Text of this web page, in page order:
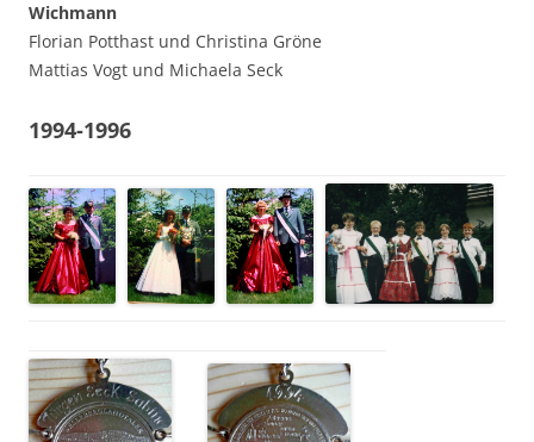
Wichmann
Florian Potthast und Christina Gröne
Mattias Vogt und Michaela Seck
1994-1996